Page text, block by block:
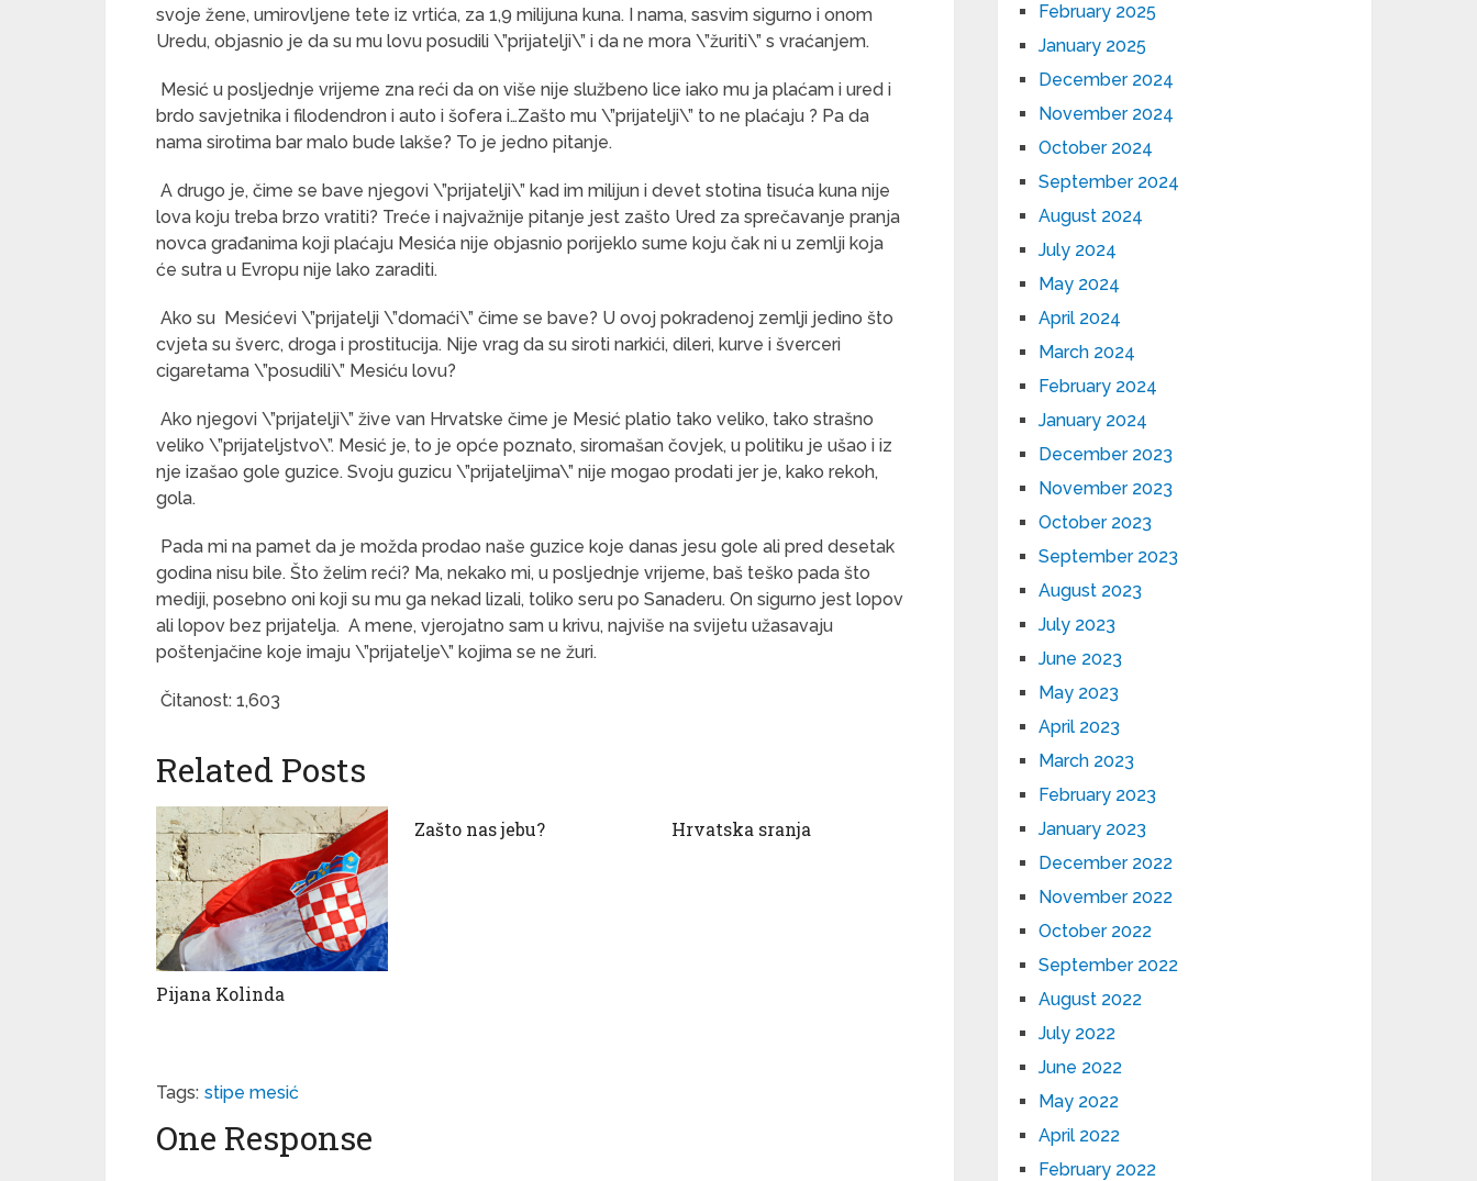
svoje žene, umirovljene tete iz vrtića, za 1,9 milijuna kuna. I nama, sasvim sigurno i onom
Uredu, objasnio je da su mu lovu posudili \”prijatelji\” i da ne mora \”žuriti\” s vraćanjem.
Mesić u posljednje vrijeme zna reći da on više nije službeno lice iako mu ja plaćam i ured i
brdo savjetnika i filodendron i auto i šofera i…Zašto mu \”prijatelji\” to ne plaćaju ? Pa da
nama sirotima bar malo bude lakše? To je jedno pitanje.
A drugo je, čime se bave njegovi \”prijatelji\” kad im milijun i devet stotina tisuća kuna nije
lova koju treba brzo vratiti? Treće i najvažnije pitanje jest zašto Ured za sprečavanje pranja
novca građanima koji plaćaju Mesića nije objasnio porijeklo sume koju čak ni u zemlji koja
će sutra u Evropu nije lako zaraditi.
Ako su Mesićevi \”prijatelji \”domaći\” čime se bave? U ovoj pokradenoj zemlji jedino što
cvjeta su šverc, droga i prostitucija. Nije vrag da su siroti narkići, dileri, kurve i šverceri
cigaretama \”posudili\” Mesiću lovu?
Ako njegovi \”prijatelji\” žive van Hrvatske čime je Mesić platio tako veliko, tako strašno
veliko \”prijateljstvo\”. Mesić je, to je opće poznato, siromašan čovjek, u politiku je ušao i iz
nje izašao gole guzice. Svoju guzicu \”prijateljima\” nije mogao prodati jer je, kako rekoh,
gola.
Pada mi na pamet da je možda prodao naše guzice koje danas jesu gole ali pred desetak
godina nisu bile. Što želim reći? Ma, nekako mi, u posljednje vrijeme, baš teško pada što
mediji, posebno oni koji su mu ga nekad lizali, toliko seru po Sanaderu. On sigurno jest lopov
ali lopov bez prijatelja. A mene, vjerojatno sam u krivu, najviše na svijetu užasavaju
poštenjačine koje imaju \”prijatelje\” kojima se ne žuri.
Čitanost: 1,603
Related Posts
Pijana Kolinda
Zašto nas jebu? Hrvatska sranja
Tags: stipe mesić
One Response
February 2025
January 2025
December 2024
November 2024
October 2024
September 2024
August 2024
July 2024
May 2024
April 2024
March 2024
February 2024
January 2024
December 2023
November 2023
October 2023
September 2023
August 2023
July 2023
June 2023
May 2023
April 2023
March 2023
February 2023
January 2023
December 2022
November 2022
October 2022
September 2022
August 2022
July 2022
June 2022
May 2022
April 2022
February 2022